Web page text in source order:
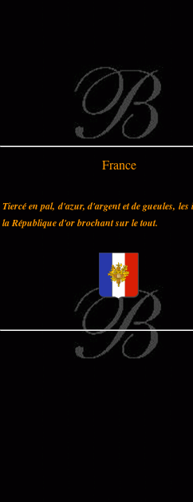
France
Tiercé en pal, d'azur, d'argent et de gueules, les
la République d'or brochant sur le tout.